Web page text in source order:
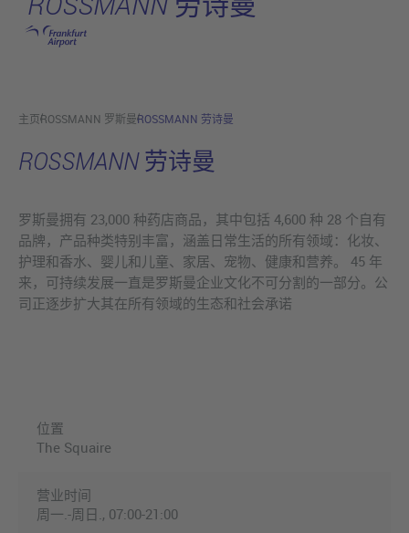
跳转至主页
主页ROSSMANN 罗斯曼ROSSMANN 劳诗曼
ROSSMANN 劳诗曼
罗斯曼拥有 23,000 种药店商品，其中包括 4,600 种 28 个自有
品牌，产品种类特别丰富，涵盖日常生活的所有领域：化妆、
护理和香水、婴儿和儿童、家居、宠物、健康和营养。 45 年
来，可持续发展一直是罗斯曼企业文化不可分割的一部分。公
司正逐步扩大其在所有领域的生态和社会承诺
位置
The Squaire
营业时间
周一.-周日., 07:00-21:00